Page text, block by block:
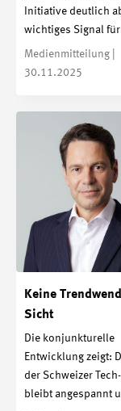
Initiative deutlich
wichtiges Signal
Medienmitteilung |
30.11.2025
Keine
Sicht
Die konjunkturelle
Entwicklung zeigt:
der Schweizer
bleibt angespannt